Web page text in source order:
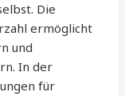
Die
ermöglicht
und
In der
für